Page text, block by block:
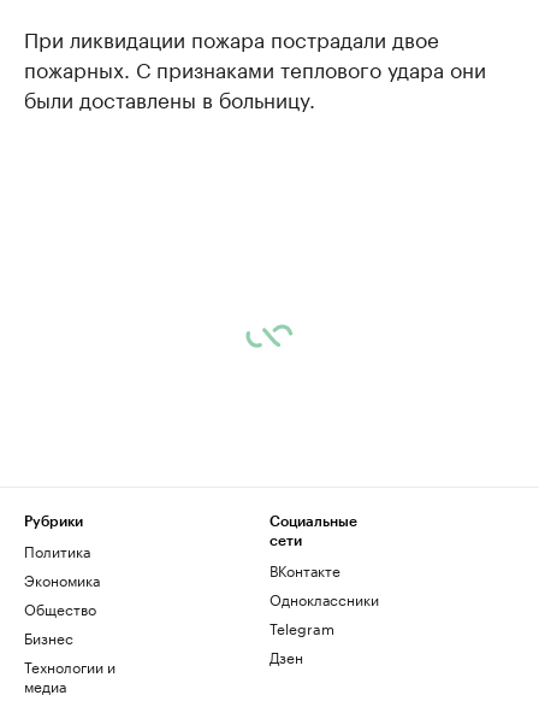
При ликвидации пожара пострадали двое
пожарных. С признаками теплового удара они
были доставлены в больницу.
Рубрики
Политика
Экономика
Общество
Бизнес
Технологии и
медиа
Социальные
сети
ВКонтакте
Одноклассники
Telegram
Дзен